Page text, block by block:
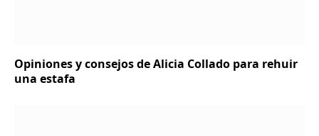
Opiniones y consejos de Alicia Collado para rehuir
una estafa